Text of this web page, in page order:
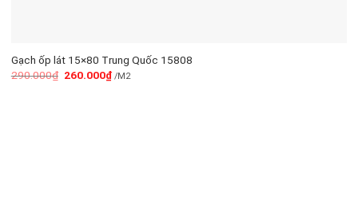
Gạch ốp lát 15×80 Trung Quốc 15808
290.000₫ 260.000₫/M2